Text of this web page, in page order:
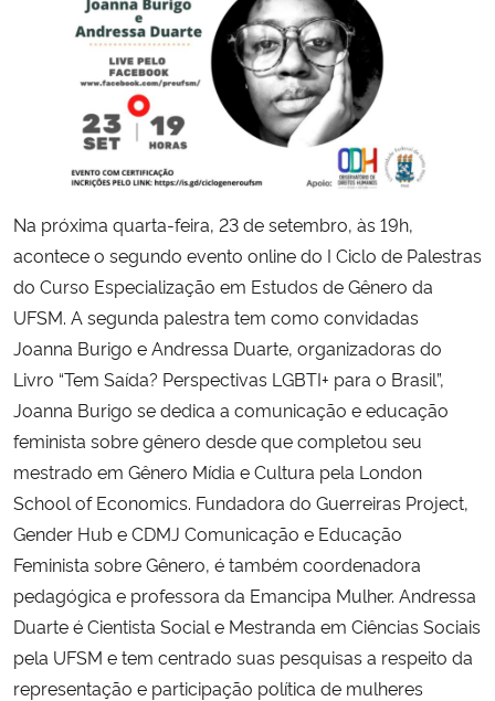
Secretaria-Geral
Secretaria de Governo
Gabinete de Segurança Institucional
Advocacia-Geral da União
Banco Central do Brasil
Planalto
Na próxima quarta-feira, 23 de setembro, às 19h,
acontece o segundo evento online do I Ciclo de Palestras
do Curso Especialização em Estudos de Gênero da
UFSM. A segunda palestra tem como convidadas
Joanna Burigo e Andressa Duarte, organizadoras do
Livro “Tem Saída? Perspectivas LGBTI+ para o Brasil”,
Joanna Burigo se dedica a comunicação e educação
feminista sobre gênero desde que completou seu
mestrado em Gênero Mídia e Cultura pela London
School of Economics. Fundadora do Guerreiras Project,
Gender Hub e CDMJ Comunicação e Educação
Feminista sobre Gênero, é também coordenadora
pedagógica e professora da Emancipa Mulher. Andressa
Duarte é Cientista Social e Mestranda em Ciências Sociais
pela UFSM e tem centrado suas pesquisas a respeito da
representação e participação política de mulheres